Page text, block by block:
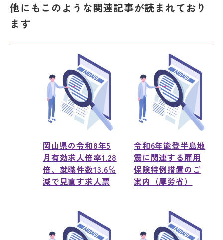
他にもこのような関連記事が読まれており
ます
岡山県の令和8年5
月有効求人倍率1.28
倍、就職件数13.6％
減で見直す求人票
令和6年能登半島地
震に関連する雇用
保険特例措置のご
案内（厚労省）